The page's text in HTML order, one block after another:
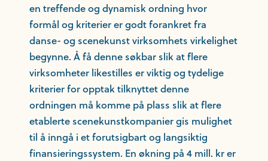
en treffende og dynamisk ordning hvor
formål og kriterier er godt forankret fra
danse- og scenekunst virksomhets virkelighet
begynne. Å få denne søkbar slik at flere
virksomheter likestilles er viktig og tydelige
kriterier for opptak tilknyttet denne
ordningen må komme på plass slik at flere
etablerte scenekunstkompanier gis mulighet
til å inngå i et forutsigbart og langsiktig
finansieringssystem. En økning på 4 mill. kr er